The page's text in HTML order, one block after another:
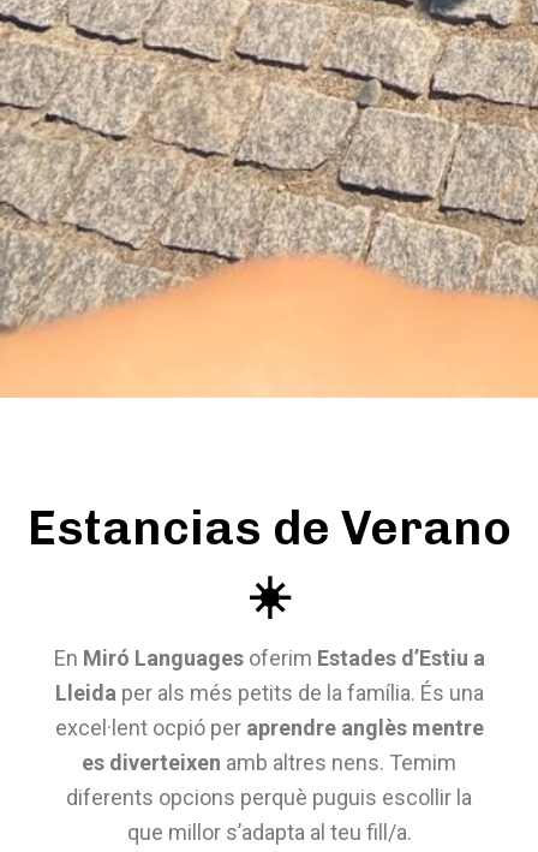
Estancias de Verano
☀️
En Miró Languages​​oferim Estades d’Estiu a
Lleida per als més petits de la família. És una
excel·lent ocpió per aprendre anglès mentre
es diverteixen amb altres nens. Temim
diferents opcions perquè puguis escollir la
que millor s’adapta al teu fill/a.